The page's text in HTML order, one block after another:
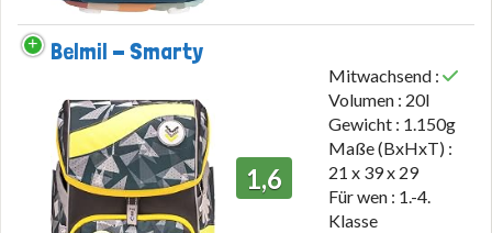
Belmil - Smarty
1,6
Mitwachsend :
Volumen : 20l
Gewicht : 1.150g
Maße (BxHxT) :
21 x 39 x 29
Für wen : 1.-4.
Klasse